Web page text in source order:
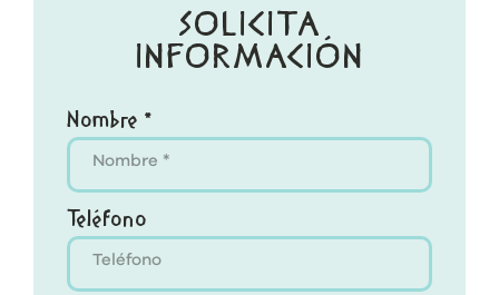
SOLICITA
INFORMACIÓN
Nombre *
Teléfono